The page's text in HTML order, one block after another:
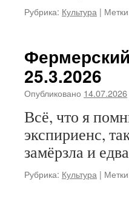
Рубрика: Культура |
25.3.2026
Опубликовано 14.07.2026
Всё, что я
экспириенс,
замёрзла и
Рубрика: Культура |